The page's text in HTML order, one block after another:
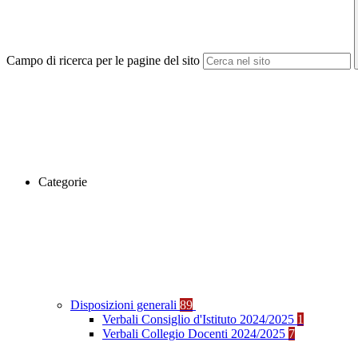
Campo di ricerca per le pagine del sito
Categorie
Disposizioni generali 89
Verbali Consiglio d'Istituto 2024/2025 1
Verbali Collegio Docenti 2024/2025 7